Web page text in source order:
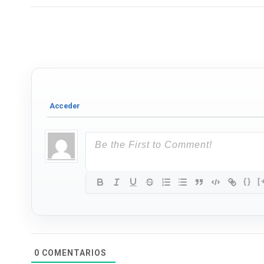
{}
0 COMENTARIOS